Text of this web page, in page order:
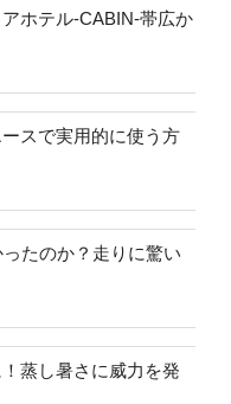
ホテル-CABIN-帯広か
スで実用的に使う方
たのか？走りに驚い
蒸し暑さに威力を発